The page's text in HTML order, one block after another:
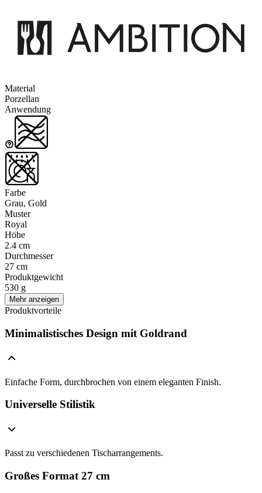
Material
Porzellan
Anwendung
Farbe
Grau, Gold
Muster
Royal
Höhe
2.4 cm
Durchmesser
27 cm
Produktgewicht
530 g
Mehr anzeigen
Produktvorteile
Minimalistisches Design mit Goldrand
Einfache Form, durchbrochen von einem eleganten Finish.
Universelle Stilistik
Passt zu verschiedenen Tischarrangements.
Großes Format 27 cm